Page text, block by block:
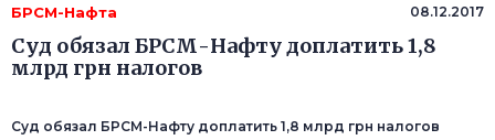
БРСМ-Нафта 08.12.2017
Суд обязал БРСМ-Нафту доплатить 1,8
млрд грн налогов
Суд обязал БРСМ-Нафту доплатить 1,8 млрд грн налогов